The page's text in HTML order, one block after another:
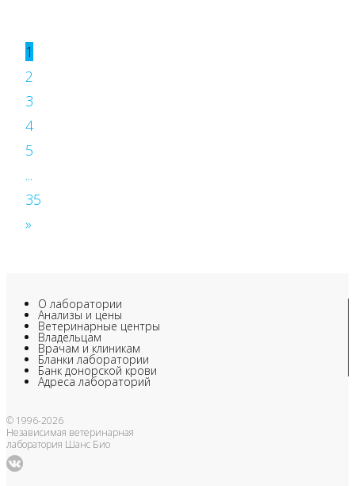
1
2
3
4
5
...
35
»
О лаборатории
Анализы и цены
Ветеринарные центры
Владельцам
Врачам и клиникам
Бланки лаборатории
Банк донорской крови
Адреса лабораторий
© 1996-2026
Независимая ветеринарная
лаборатория Шанс Био